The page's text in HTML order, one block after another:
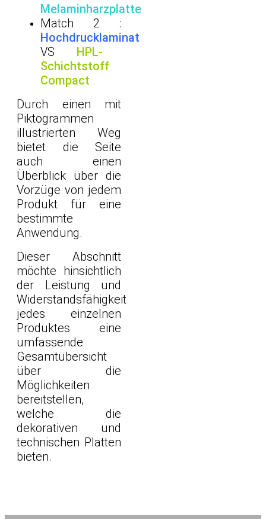
Melaminharzplatte
Match 2 :
Hochdrucklaminat
VS HPL-
Schichtstoff
Compact
Durch einen mit
Piktogrammen
illustrierten Weg
bietet die Seite
auch einen
Überblick über die
Vorzüge von jedem
Produkt für eine
bestimmte
Anwendung.
Dieser Abschnitt
möchte hinsichtlich
der Leistung und
Widerstandsfähigkeit
jedes einzelnen
Produktes eine
umfassende
Gesamtübersicht
über die
Möglichkeiten
bereitstellen,
welche die
dekorativen und
technischen Platten
bieten.